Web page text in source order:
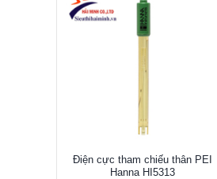
Điện cực tham chiếu thân PEI
Hanna HI5313